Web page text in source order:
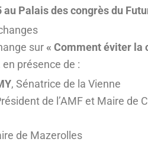
au Palais des congrès du
sur« Comment éviter la
en présence de :
, Sénatrice de la Vienne
de l’AMF et Maire de
de Mazerolles